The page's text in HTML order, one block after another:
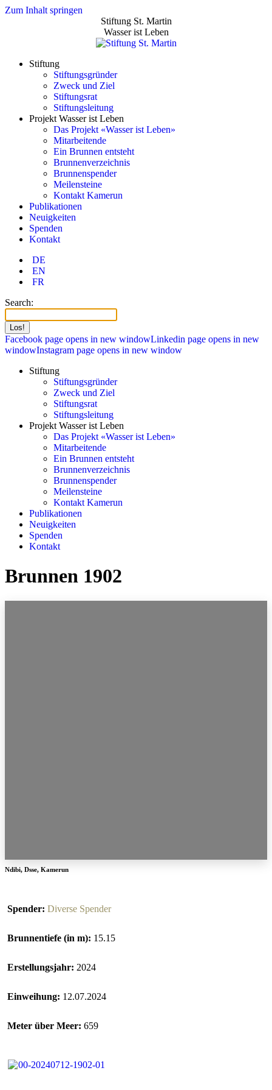
Zum Inhalt springen
Stiftung St. Martin
Wasser ist Leben
Stiftung
Stiftungsgründer
Zweck und Ziel
Stiftungsrat
Stiftungsleitung
Projekt Wasser ist Leben
Das Projekt «Wasser ist Leben»
Mitarbeitende
Ein Brunnen entsteht
Brunnenverzeichnis
Brunnenspender
Meilensteine
Kontakt Kamerun
Publikationen
Neuigkeiten
Spenden
Kontakt
DE
EN
FR
Search:
Facebook page opens in new windowLinkedin page opens in new
windowInstagram page opens in new window
Stiftung
Stiftungsgründer
Zweck und Ziel
Stiftungsrat
Stiftungsleitung
Projekt Wasser ist Leben
Das Projekt «Wasser ist Leben»
Mitarbeitende
Ein Brunnen entsteht
Brunnenverzeichnis
Brunnenspender
Meilensteine
Kontakt Kamerun
Publikationen
Neuigkeiten
Spenden
Kontakt
Brunnen 1902
Ndibi,Dsse,Kamerun
Spender:Diverse Spender
Brunnentiefe (in m): 15.15
Erstellungsjahr: 2024
Einweihung: 12.07.2024
Meter über Meer:659